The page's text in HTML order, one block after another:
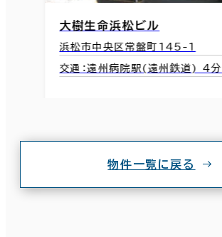
大樹生命浜松ビル
浜松市中央区常盤町145-1
交通：遠州病院駅(遠州鉄道) 4分
物件一覧に戻る